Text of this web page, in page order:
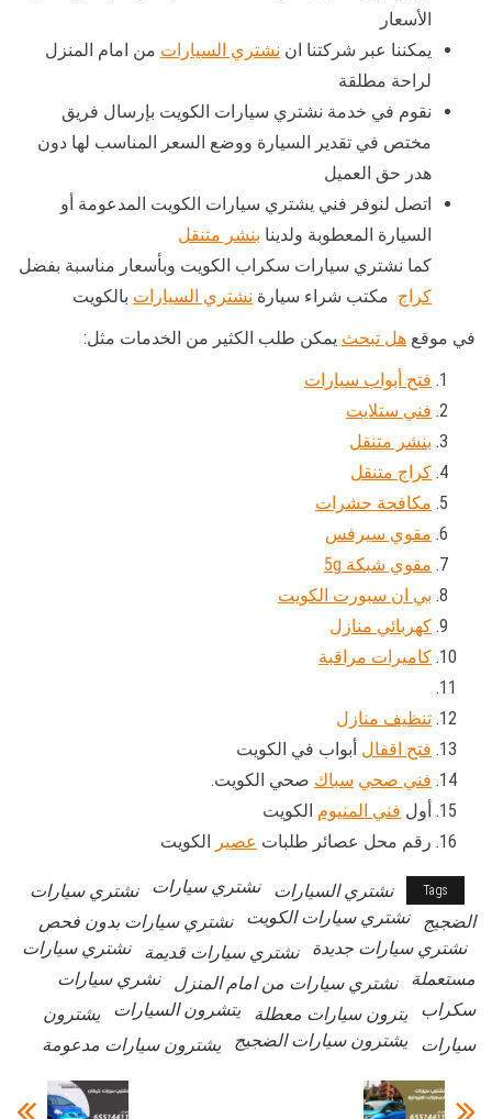
الأسعار
يمكننا عبر شركتنا ان نشتري السيارات من امام المنزل
لراحة مطلقة
نقوم في خدمة نشتري سيارات الكويت بإرسال فريق
مختص في تقدير السيارة ووضع السعر المناسب لها دون
هدر حق العميل
اتصل لنوفر فني يشتري سيارات الكويت المدعومة أو
السيارة المعطوبة ولدينا بنشر متنقل
كما نشتري سيارات سكراب الكويت وبأسعار مناسبة بفضل
كراج مكتب شراء سيارة نشتري السيارات بالكويت
في موقع هل تبحث يمكن طلب الكثير من الخدمات مثل:
فتح أبواب سيارات
فني ستلايت
بنشر متنقل
كراج متنقل
مكافحة حشرات
مقوي سيرفس
مقوي شبكة 5g
بي ان سبورت الكويت
كهربائي منازل
كاميرات مراقبة
تنظيف منازل
فتح اقفال أبواب في الكويت
فني صحي سباك صحي الكويت.
أول فني المنيوم الكويت
رقم محل عصائر طلبات عصير الكويت
Tags نشتري السيارات نشتري سيارات
نشتري سيارات
الضجيج
نشتري سيارات الكويت
نشتري سيارات بدون فحص
نشتري سيارات جديدة
نشتري سيارات قديمة
نشتري سيارات
مستعملة
نشتري سيارات من امام المنزل
نشري سيارات
سكراب
يترون سيارات معطلة يتشرون السيارات
يشترون
سيارات
يشترون سيارات الضجيج يشترون سيارات مدعومة